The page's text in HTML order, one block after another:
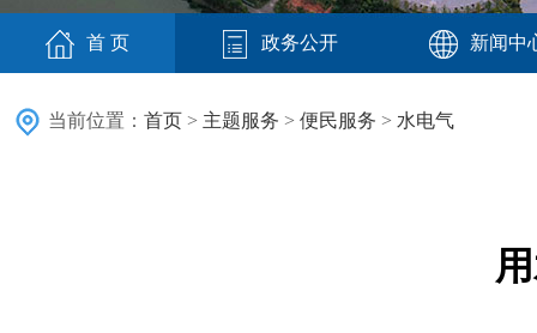
首 页 政务公开 新闻中
当前位置： 首页 > 主题服务 > 便民服务 > 水电气